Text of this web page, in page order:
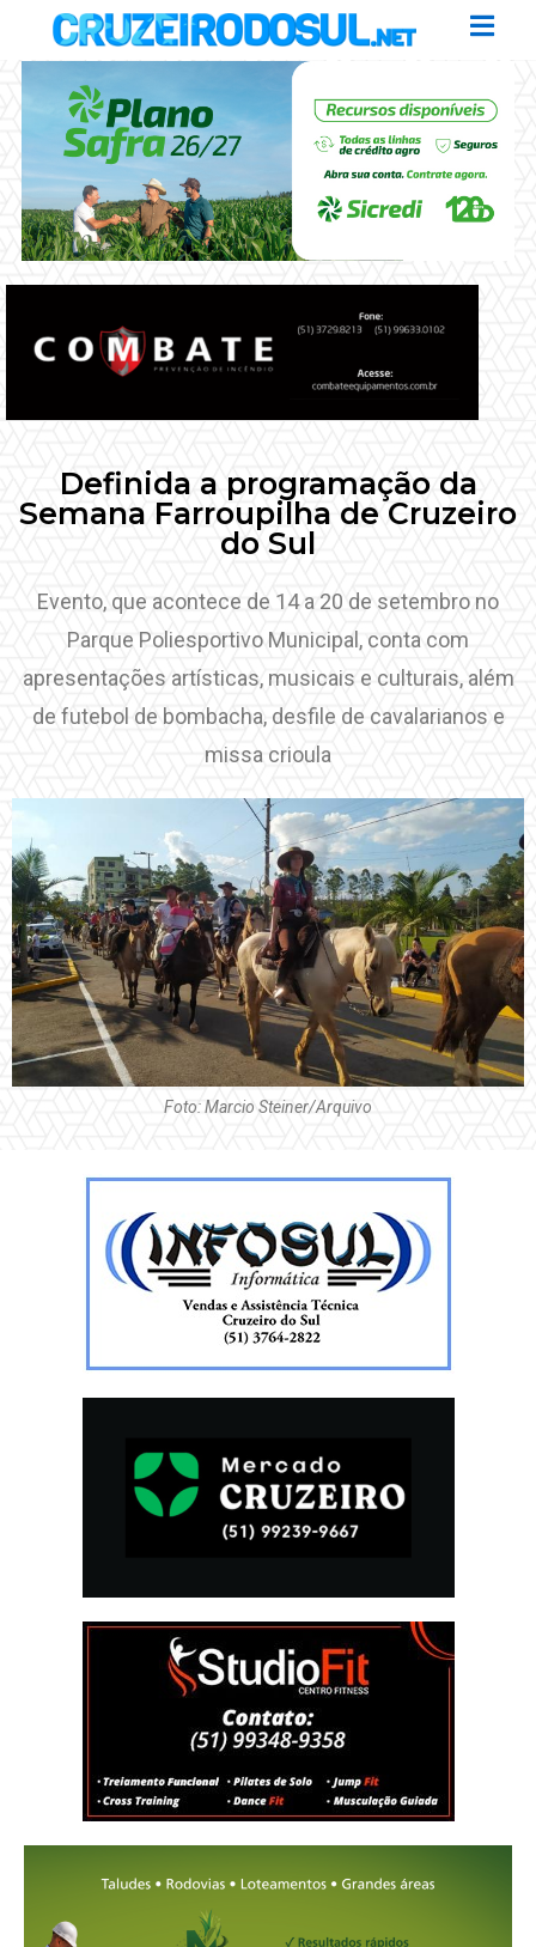
Definida a programação da
Semana Farroupilha de Cruzeiro
do Sul
Evento, que acontece de 14 a 20 de setembro no
Parque Poliesportivo Municipal, conta com
apresentações artísticas, musicais e culturais, além
de futebol de bombacha, desfile de cavalarianos e
missa crioula
Foto: Marcio Steiner/Arquivo